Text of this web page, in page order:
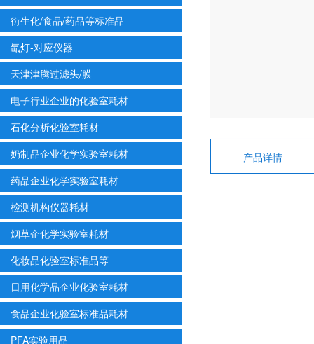
衍生化/食品/药品等标准品
氙灯-对应仪器
天津津腾过滤头/膜
电子行业企业的化验室耗材
石化分析化验室耗材
奶制品企业化学实验室耗材
药品企业化学实验室耗材
检测机构仪器耗材
烟草企化学实验室耗材
化妆品化验室标准品等
日用化学品企业化验室耗材
食品企业化验室标准品耗材
PFA实验用品
产品详情